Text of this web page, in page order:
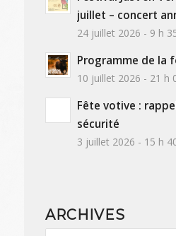
juillet – concert
24 juillet 2026 - 9 h
Programme de la
10 juillet 2026 - 21 h
Fête votive :
sécurité
3 juillet 2026 - 15 h
ARCHIVES